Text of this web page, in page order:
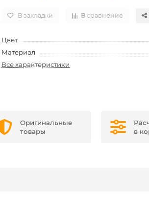
В закладки В сравнение
Цвет
Материал
Все характеристики
Оригинальные
товары
в